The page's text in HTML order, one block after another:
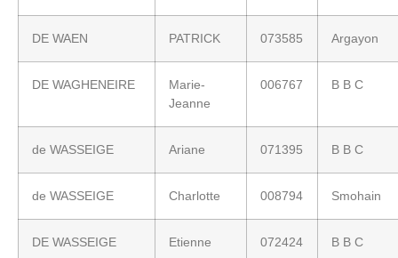
DE WAEN PATRICK 073585 Argayon
DE WAGHENEIRE
Marie-
Jeanne
006767 B B C
de WASSEIGE Ariane 071395 B B C
de WASSEIGE Charlotte 008794 Smohain
DE WASSEIGE Etienne 072424 B B C